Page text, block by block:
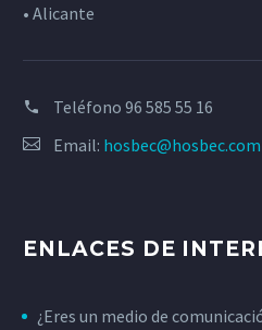
• Alicante
Teléfono 96 585 55 16
Email: hosbec@hosbec.com
ENLACES DE
¿Eres un medio de